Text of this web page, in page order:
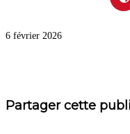
6 février 2026
Partager cette